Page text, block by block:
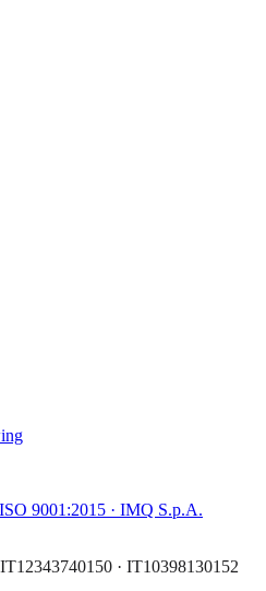
ISO 9001:2015 · IMQ S.p.A.
· IT10398130152